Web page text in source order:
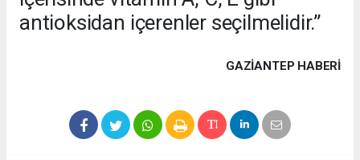
antioksidan içerenler seçilmelidir.”
GAZIANTEP HABERİ